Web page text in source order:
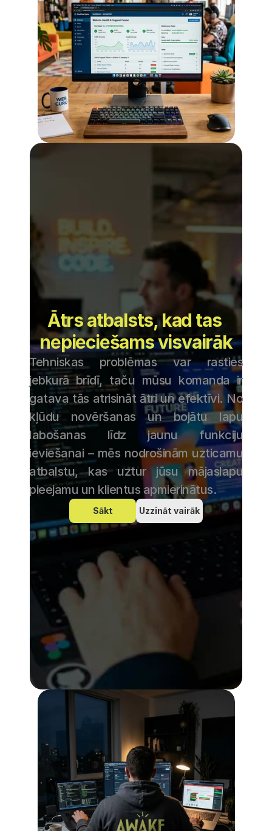
Ātrs atbalsts, kad tas
nepieciešams visvairāk
Tehniskas problēmas var rasties
jebkurā brīdī, taču mūsu komanda ir
gatava tās atrisināt ātri un efektīvi. No
kļūdu novēršanas un bojātu lapu
labošanas līdz jaunu funkciju
ieviešanai – mēs nodrošinām uzticamu
atbalstu, kas uztur jūsu mājaslapu
pieejamu un klientus apmierinātus.
Sākt Uzzināt vairāk